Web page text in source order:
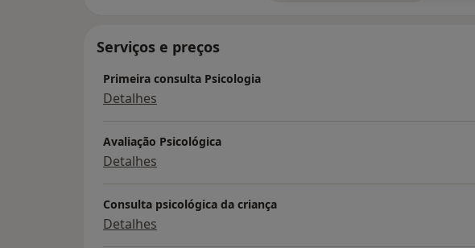
Serviços e preços
Primeira consulta Psicologia
Detalhes
Avaliação Psicológica
Detalhes
Consulta psicológica da criança
Detalhes